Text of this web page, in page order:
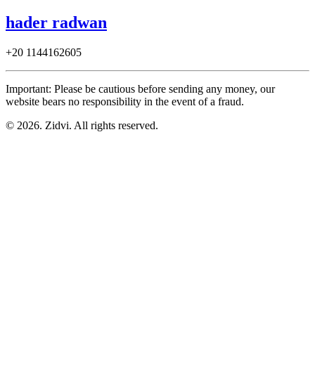
hader radwan
+20 1144162605
Important: Please be cautious before sending any money, our
website bears no responsibility in the event of a fraud.
© 2026. Zidvi. All rights reserved.